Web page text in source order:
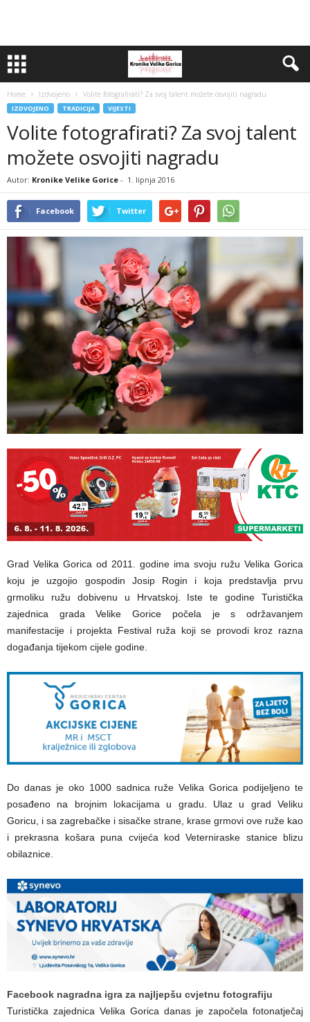
Home Izdvojeno Volite fotografirati? Za svoj talent možete osvojiti nagradu
IZDVOJENO TRADICIJA VIJESTI
Volite fotografirati? Za svoj talent
možete osvojiti nagradu
Autor: Kronike Velike Gorice - 1. lipnja 2016
Facebook Twitter
Grad Velika Gorica od 2011. godine ima svoju ružu Velika Gorica
koju je uzgojio gospodin Josip Rogin i koja predstavlja prvu
grmoliku ružu dobivenu u Hrvatskoj. Iste te godine Turistička
zajednica grada Velike Gorice počela je s održavanjem
manifestacije i projekta Festival ruža koji se provodi kroz razna
događanja tijekom cijele godine.
Do danas je oko 1000 sadnica ruže Velika Gorica podijeljeno te
posađeno na brojnim lokacijama u gradu. Ulaz u grad Veliku
Goricu, i sa zagrebačke i sisačke strane, krase grmovi ove ruže kao
i prekrasna košara puna cvijeća kod Veterniraske stanice blizu
obilaznice.
Facebook nagradna igra za najljepšu cvjetnu fotografiju
Turistička zajednica Velika Gorica danas je započela fotonatječaj